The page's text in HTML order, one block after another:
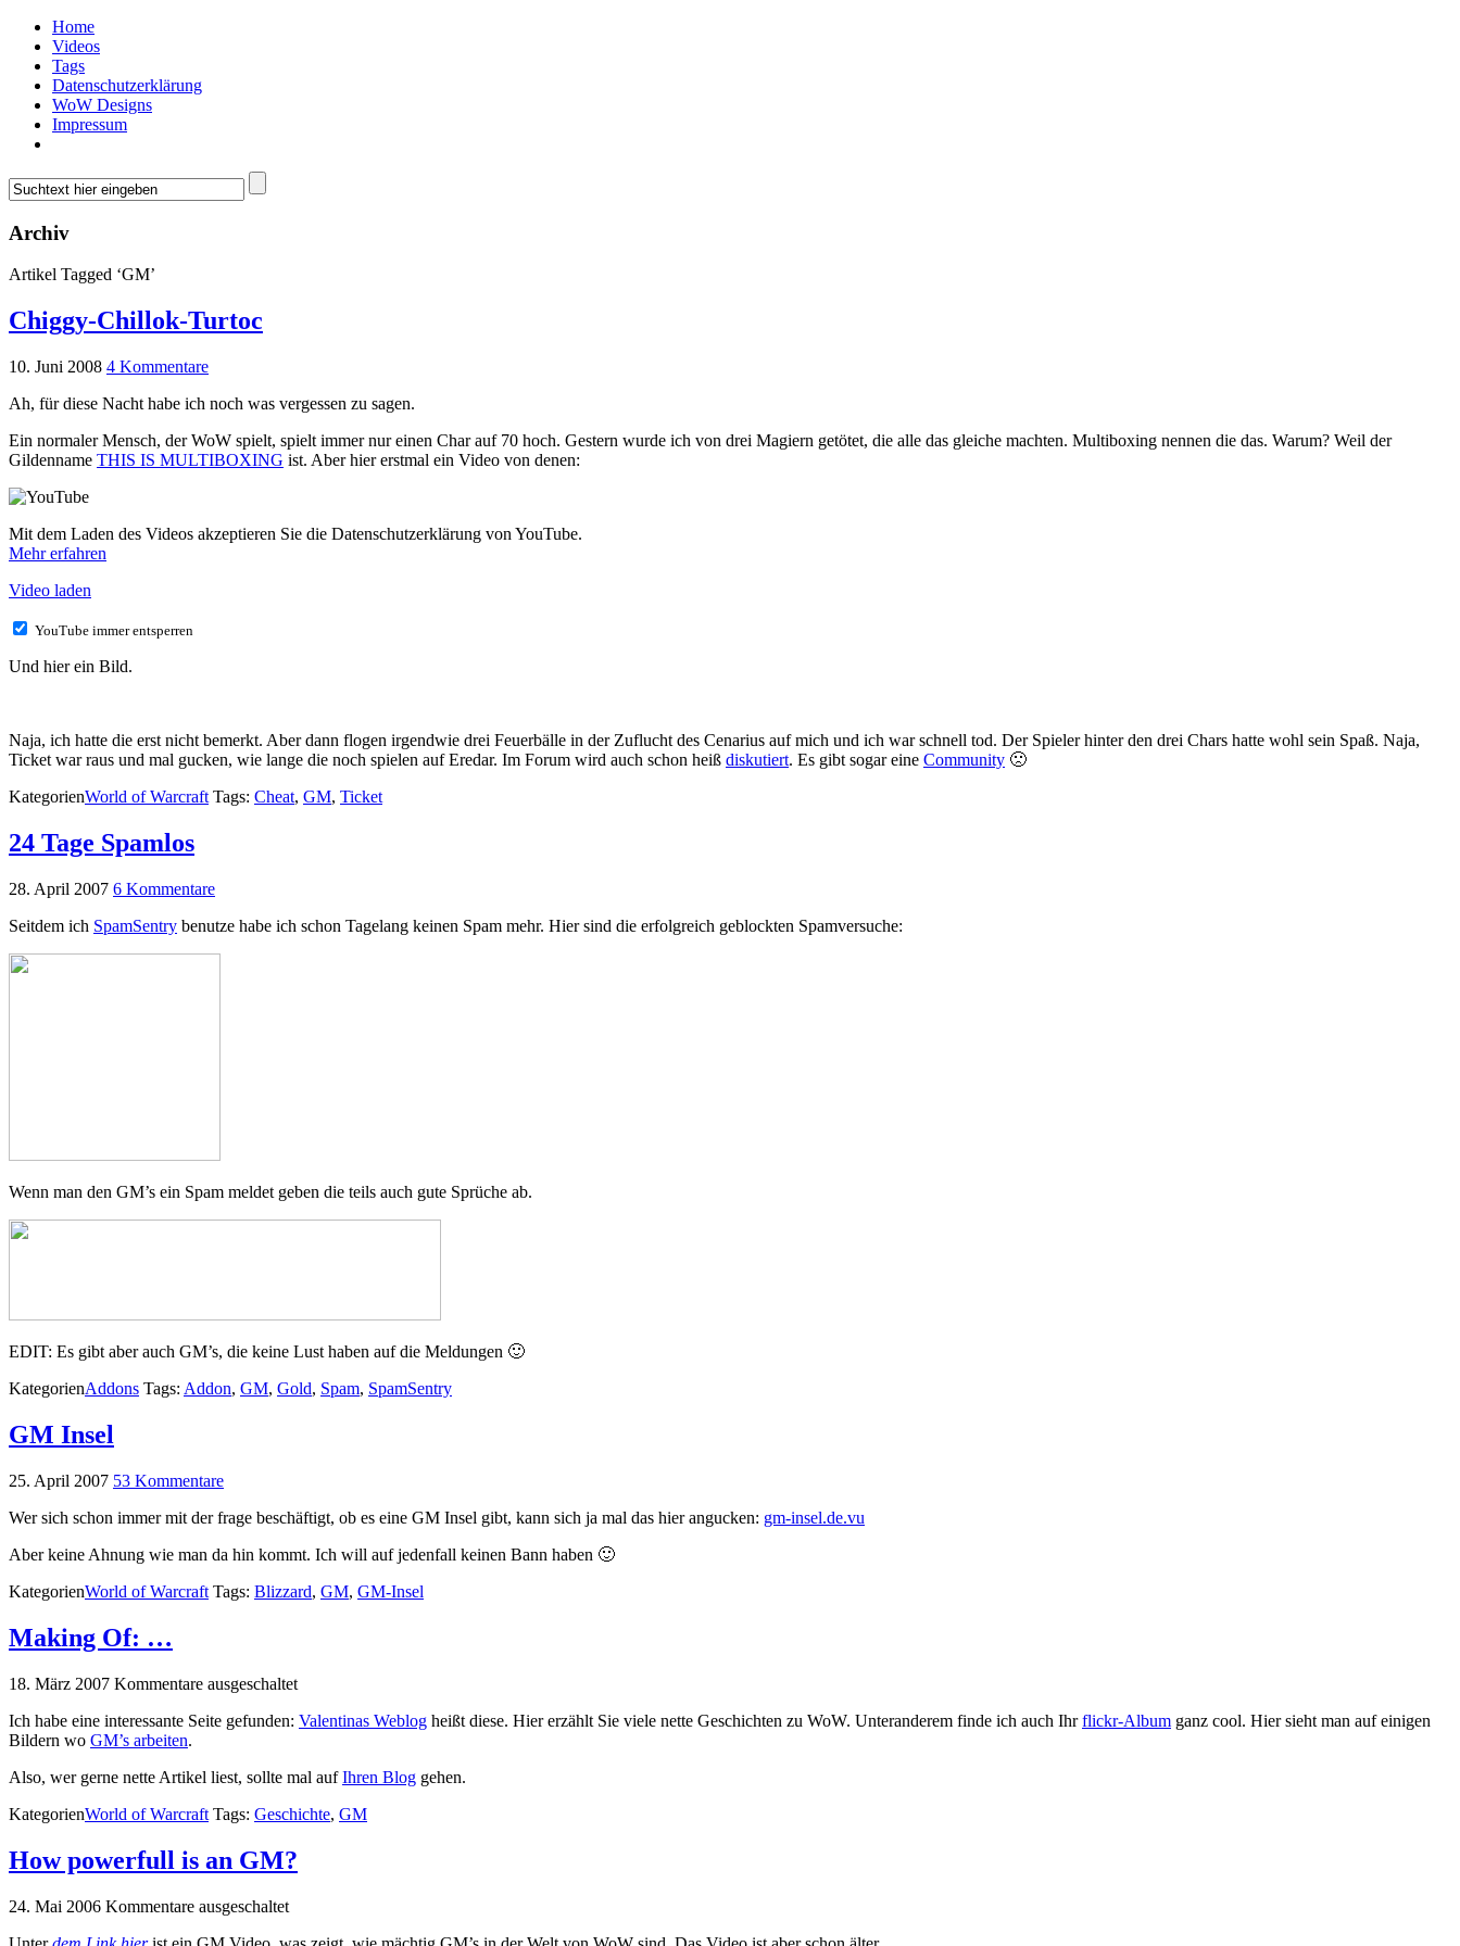
Home
Videos
Tags
Datenschutzerklärung
WoW Designs
Impressum
Archiv
Artikel Tagged ‘GM’
Chiggy-Chillok-Turtoc
10. Juni 2008 4 Kommentare
Ah, für diese Nacht habe ich noch was vergessen zu sagen.
Ein normaler Mensch, der WoW spielt, spielt immer nur einen Char auf 70 hoch. Gestern wurde ich von drei Magiern getötet, die alle das gleiche machten. Multiboxing nennen die das. Warum? Weil der
Gildenname THIS IS MULTIBOXING ist. Aber hier erstmal ein Video von denen:
Mit dem Laden des Videos akzeptieren Sie die Datenschutzerklärung von YouTube.
Mehr erfahren
Video laden
YouTube immer entsperren
Und hier ein Bild.
Naja, ich hatte die erst nicht bemerkt. Aber dann flogen irgendwie drei Feuerbälle in der Zuflucht des Cenarius auf mich und ich war schnell tod. Der Spieler hinter den drei Chars hatte wohl sein Spaß. Naja,
Ticket war raus und mal gucken, wie lange die noch spielen auf Eredar. Im Forum wird auch schon heiß diskutiert. Es gibt sogar eine Community 🙁
KategorienWorld of Warcraft Tags: Cheat, GM, Ticket
24 Tage Spamlos
28. April 2007 6 Kommentare
Seitdem ich SpamSentry benutze habe ich schon Tagelang keinen Spam mehr. Hier sind die erfolgreich geblockten Spamversuche:
Wenn man den GM’s ein Spam meldet geben die teils auch gute Sprüche ab.
EDIT: Es gibt aber auch GM’s, die keine Lust haben auf die Meldungen 🙂
KategorienAddons Tags: Addon, GM, Gold, Spam, SpamSentry
GM Insel
25. April 2007 53 Kommentare
Wer sich schon immer mit der frage beschäftigt, ob es eine GM Insel gibt, kann sich ja mal das hier angucken: gm-insel.de.vu
Aber keine Ahnung wie man da hin kommt. Ich will auf jedenfall keinen Bann haben 🙂
KategorienWorld of Warcraft Tags: Blizzard, GM, GM-Insel
Making Of: …
18. März 2007 Kommentare ausgeschaltet
Ich habe eine interessante Seite gefunden: Valentinas Weblog heißt diese. Hier erzählt Sie viele nette Geschichten zu WoW. Unteranderem finde ich auch Ihrflickr-Album ganz cool. Hier sieht man auf einigen
Bildern wo GM’s arbeiten.
Also, wer gerne nette Artikel liest, sollte mal aufIhren Blog gehen.
KategorienWorld of Warcraft Tags: Geschichte, GM
How powerfull is an GM?
24. Mai 2006 Kommentare ausgeschaltet